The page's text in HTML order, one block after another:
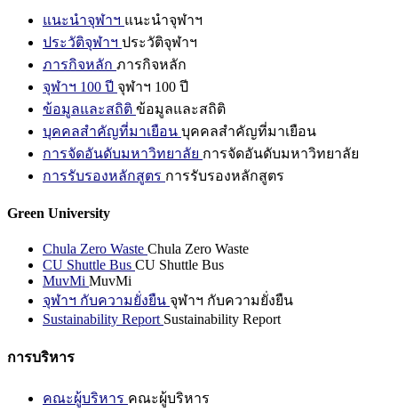
แนะนำจุฬาฯ แนะนำจุฬาฯ
ประวัติจุฬาฯ ประวัติจุฬาฯ
ภารกิจหลัก ภารกิจหลัก
จุฬาฯ 100 ปี จุฬาฯ 100 ปี
ข้อมูลและสถิติ ข้อมูลและสถิติ
บุคคลสำคัญที่มาเยือน บุคคลสำคัญที่มาเยือน
การจัดอันดับมหาวิทยาลัย การจัดอันดับมหาวิทยาลัย
การรับรองหลักสูตร การรับรองหลักสูตร
Green University
Chula Zero Waste Chula Zero Waste
CU Shuttle Bus CU Shuttle Bus
MuvMi MuvMi
จุฬาฯ กับความยั่งยืน จุฬาฯ กับความยั่งยืน
Sustainability Report Sustainability Report
การบริหาร
คณะผู้บริหาร คณะผู้บริหาร